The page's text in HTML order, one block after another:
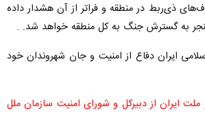
ذی‌ربط در منطقه و فراتر از آن هشدار داده
منجر به گسترش جنگ به کل منطقه خواهد شد. .
دفاع از امنیت و جان شهروندان خود را
ایران از دبیرکل و شورای امنیت سازمان ملل